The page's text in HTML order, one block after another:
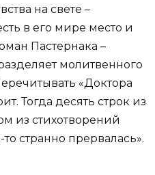
на свете –
в его мире место и
Пастернака –
молитвенного
«Доктора
Тогда десять строк из
из стихотворений
странно прервалась».